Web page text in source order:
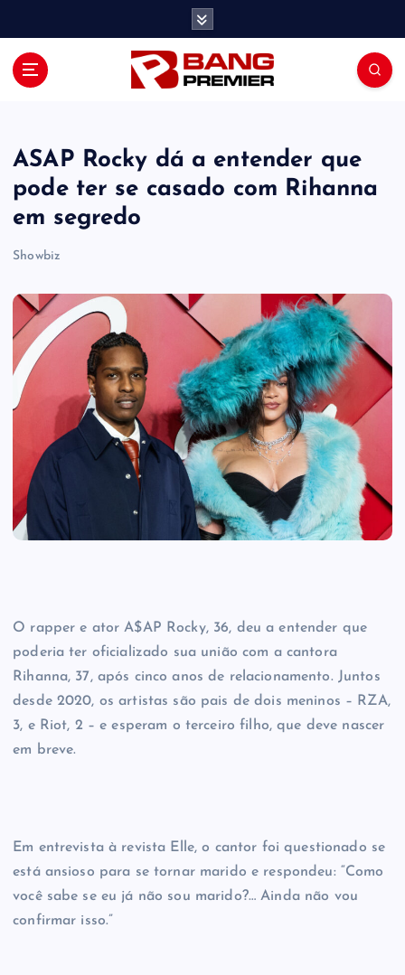
A​SAP Rocky dá a entender que
pode ter se casado com Rihanna
em segredo
Showbiz
O rapper e ator A$AP Rocky, 36, deu a entender que
poderia ter oficializado sua união com a cantora
Rihanna, 37, após cinco anos de relacionamento. Juntos
desde 2020, os artistas são pais de dois meninos – RZA,
3, e Riot, 2 – e esperam o terceiro filho, que deve nascer
em breve.
Em entrevista à revista Elle, o cantor foi questionado se
está ansioso para se tornar marido e respondeu: “Como
você sabe se eu já não sou marido?… Ainda não vou
confirmar isso.”